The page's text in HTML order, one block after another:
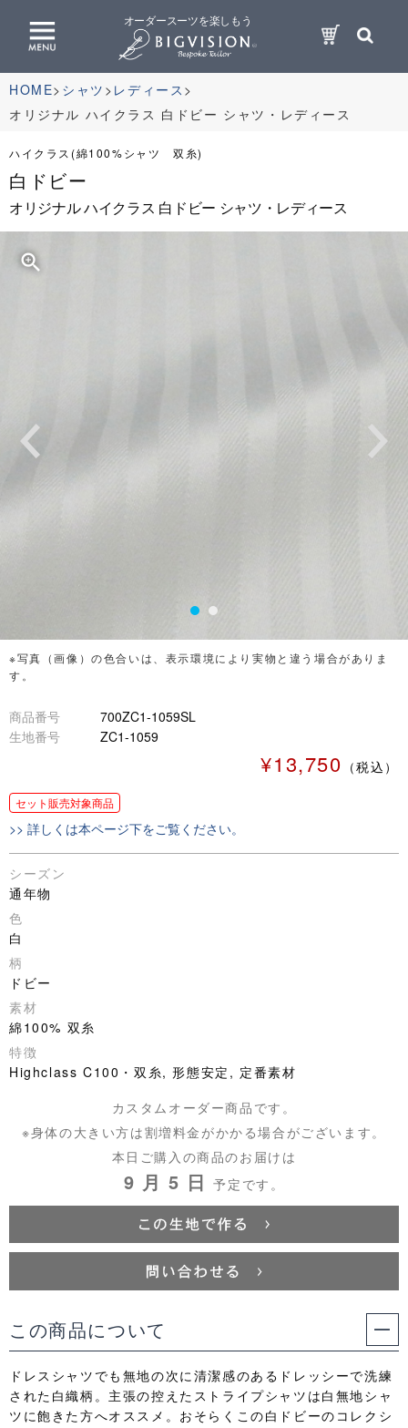
オーダースーツを楽しもう
HOME シャツ
レディース
オリジナル ハイクラス 白ドビー シャツ・レディース
ハイクラス(綿100%シャツ 双糸)
白ドビー
オリジナル ハイクラス 白ドビー シャツ・レディース
zoom_in
※写真（画像）の色合いは、表示環境により実物と違う場合がありま
す。
商品番号
700ZC1-1059SL
生地番号
ZC1-1059
¥13,750 （税込）
セット販売対象商品
>> 詳しくは本ページ下をご覧ください。
シーズン
通年物
色
白
柄
ドビー
素材
綿100% 双糸
特徴
Highclass C100・双糸, 形態安定, 定番素材
カスタムオーダー商品です。
※身体の大きい方は割増料金がかかる場合がございます。
本日ご購入の商品のお届けは
9 月 5 日予定です。
この商品について
ドレスシャツでも無地の次に清潔感のあるドレッシーで洗練
された白織柄。主張の控えたストライプシャツは白無地シャ
ツに飽きた方へオススメ。おそらくこの白ドビーのコレクシ